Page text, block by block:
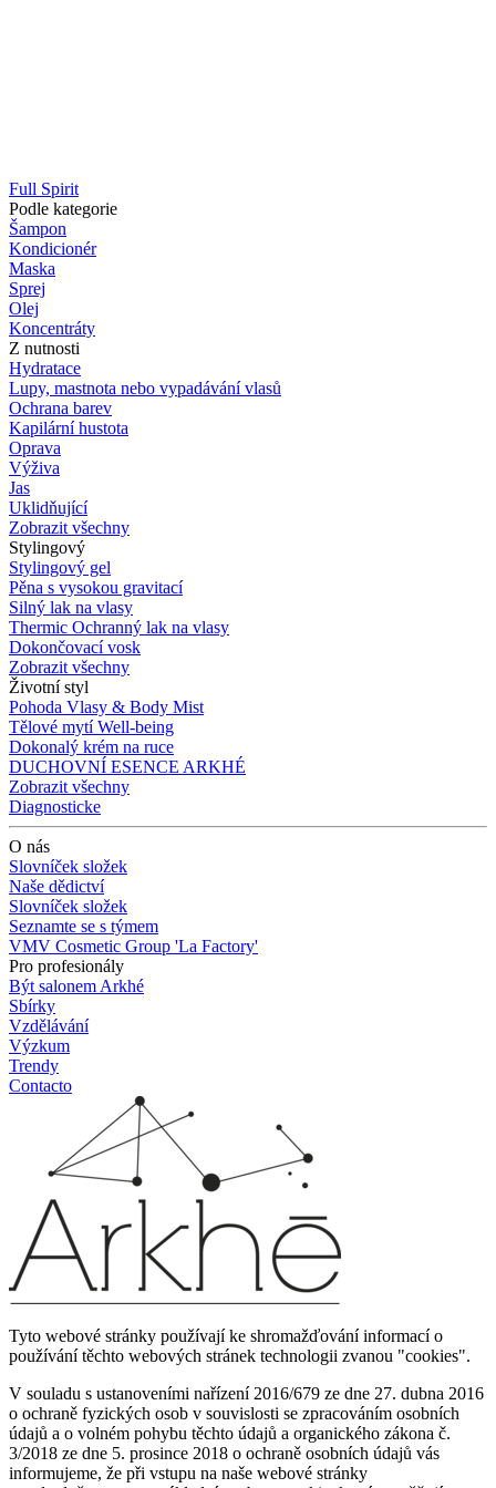
Full Spirit
Podle kategorie
Šampon
Kondicionér
Maska
Sprej
Olej
Koncentráty
Z nutnosti
Hydratace
Lupy, mastnota nebo vypadávání vlasů
Ochrana barev
Kapilární hustota
Oprava
Výživa
Jas
Uklidňující
Zobrazit všechny
Stylingový
Stylingový gel
Pěna s vysokou gravitací
Silný lak na vlasy
Thermic Ochranný lak na vlasy
Dokončovací vosk
Zobrazit všechny
Životní styl
Pohoda Vlasy & Body Mist
Tělové mytí Well-being
Dokonalý krém na ruce
DUCHOVNÍ ESENCE ARKHÉ
Zobrazit všechny
Diagnosticke
O nás
Slovníček složek
Naše dědictví
Slovníček složek
Seznamte se s týmem
VMV Cosmetic Group 'La Factory'
Pro profesionály
Být salonem Arkhé
Sbírky
Vzdělávání
Výzkum
Trendy
Contacto
Tyto webové stránky používají ke shromažďování informací o
používání těchto webových stránek technologii zvanou "cookies".
V souladu s ustanoveními nařízení 2016/679 ze dne 27. dubna 2016
o ochraně fyzických osob v souvislosti se zpracováním osobních
údajů a o volném pohybu těchto údajů a organického zákona č.
3/2018 ze dne 5. prosince 2018 o ochraně osobních údajů vás
informujeme, že při vstupu na naše webové stránky